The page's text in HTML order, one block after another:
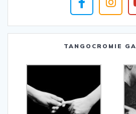
TANGOCROMIE